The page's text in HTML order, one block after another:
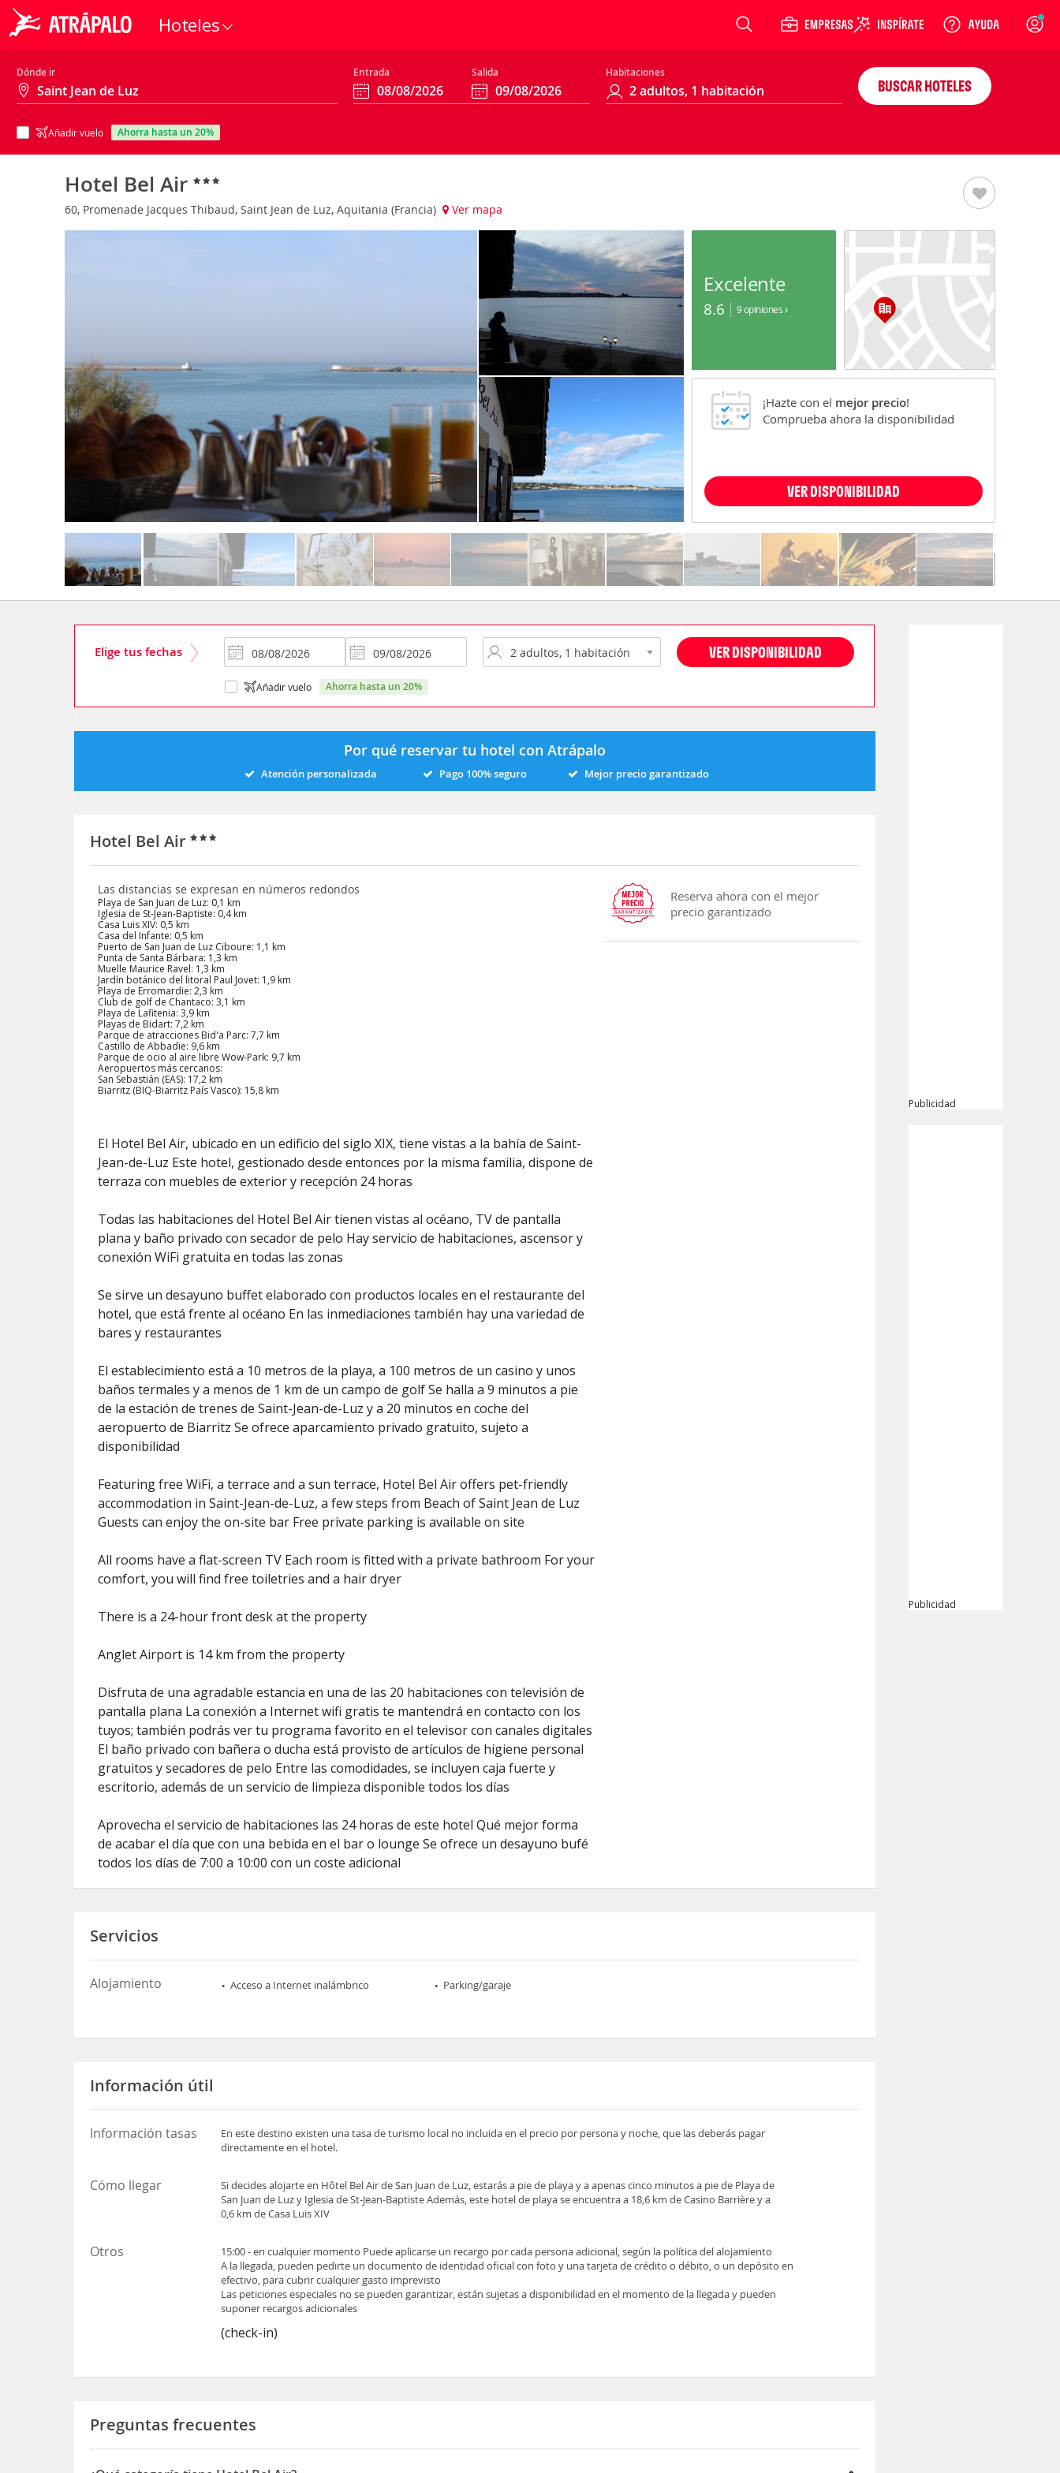
Hoteles Login
Dónde ir Entrada Salida Habitaciones
Añadir vuelo ahorra hasta un 20%
BUSCAR HOTELES
Hotel Bel Air
60, Promenade Jacques Thibaud, Saint Jean de Luz, Aquitania (Francia) Ver mapa
Excelente
8.6 9 opiniones
¡Hazte con el mejor precio!
Comprueba ahora la disponibilidad
VER DISPONIBILIDAD
Elige tus fechas VER DISPONIBILIDAD
Añadir vuelo ahorra hasta un 20%
Por qué reservar tu hotel con Atrápalo
Atención personalizada Pago 100% seguro Mejor precio garantizado
Hotel Bel Air
Las distancias se expresan en números redondos
Playa de San Juan de Luz: 0,1 km
Iglesia de St-Jean-Baptiste: 0,4 km
Casa Luis XIV: 0,5 km
Casa del Infante: 0,5 km
Puerto de San Juan de Luz Ciboure: 1,1 km
Punta de Santa Bárbara: 1,3 km
Muelle Maurice Ravel: 1,3 km
Jardín botánico del litoral Paul Jovet: 1,9 km
Playa de Erromardie: 2,3 km
Club de golf de Chantaco: 3,1 km
Playa de Lafitenia: 3,9 km
Playas de Bidart: 7,2 km
Parque de atracciones Bid'a Parc: 7,7 km
Castillo de Abbadie: 9,6 km
Parque de ocio al aire libre Wow-Park: 9,7 km
Aeropuertos más cercanos:
San Sebastián (EAS): 17,2 km
Biarritz (BIQ-Biarritz País Vasco): 15,8 km
El Hotel Bel Air, ubicado en un edificio del siglo XIX, tiene vistas a la bahía de Saint-
Jean-de-Luz Este hotel, gestionado desde entonces por la misma familia, dispone de
terraza con muebles de exterior y recepción 24 horas
Todas las habitaciones del Hotel Bel Air tienen vistas al océano, TV de pantalla
plana y baño privado con secador de pelo Hay servicio de habitaciones, ascensor y
conexión WiFi gratuita en todas las zonas
Se sirve un desayuno buffet elaborado con productos locales en el restaurante del
hotel, que está frente al océano En las inmediaciones también hay una variedad de
bares y restaurantes
El establecimiento está a 10 metros de la playa, a 100 metros de un casino y unos
baños termales y a menos de 1 km de un campo de golf Se halla a 9 minutos a pie
de la estación de trenes de Saint-Jean-de-Luz y a 20 minutos en coche del
aeropuerto de Biarritz Se ofrece aparcamiento privado gratuito, sujeto a
disponibilidad
Featuring free WiFi, a terrace and a sun terrace, Hotel Bel Air offers pet-friendly
accommodation in Saint-Jean-de-Luz, a few steps from Beach of Saint Jean de Luz
Guests can enjoy the on-site bar Free private parking is available on site
All rooms have a flat-screen TV Each room is fitted with a private bathroom For your
comfort, you will find free toiletries and a hair dryer
There is a 24-hour front desk at the property
Anglet Airport is 14 km from the property
Disfruta de una agradable estancia en una de las 20 habitaciones con televisión de
pantalla plana La conexión a Internet wifi gratis te mantendrá en contacto con los
tuyos; también podrás ver tu programa favorito en el televisor con canales digitales
El baño privado con bañera o ducha está provisto de artículos de higiene personal
gratuitos y secadores de pelo Entre las comodidades, se incluyen caja fuerte y
escritorio, además de un servicio de limpieza disponible todos los días
Aprovecha el servicio de habitaciones las 24 horas de este hotel Qué mejor forma
de acabar el día que con una bebida en el bar o lounge Se ofrece un desayuno bufé
todos los días de 7:00 a 10:00 con un coste adicional
Reserva ahora con el mejor
precio garantizado
Servicios
Alojamiento Acceso a Internet inalámbrico Parking/garaje
Información útil
Información tasas
En este destino existen una tasa de turismo local no incluida en el precio por persona y noche, que las deberás pagar
directamente en el hotel.
Cómo llegar
Si decides alojarte en Hôtel Bel Air de San Juan de Luz, estarás a pie de playa y a apenas cinco minutos a pie de Playa de
San Juan de Luz y Iglesia de St-Jean-Baptiste Además, este hotel de playa se encuentra a 18,6 km de Casino Barrière y a
0,6 km de Casa Luis XIV
Otros
15:00 - en cualquier momento Puede aplicarse un recargo por cada persona adicional, según la política del alojamiento
A la llegada, pueden pedirte un documento de identidad oficial con foto y una tarjeta de crédito o débito, o un depósito en
efectivo, para cubrir cualquier gasto imprevisto
Las peticiones especiales no se pueden garantizar, están sujetas a disponibilidad en el momento de la llegada y pueden
suponer recargos adicionales
(check-in)
Preguntas frecuentes
Publicidad
Publicidad